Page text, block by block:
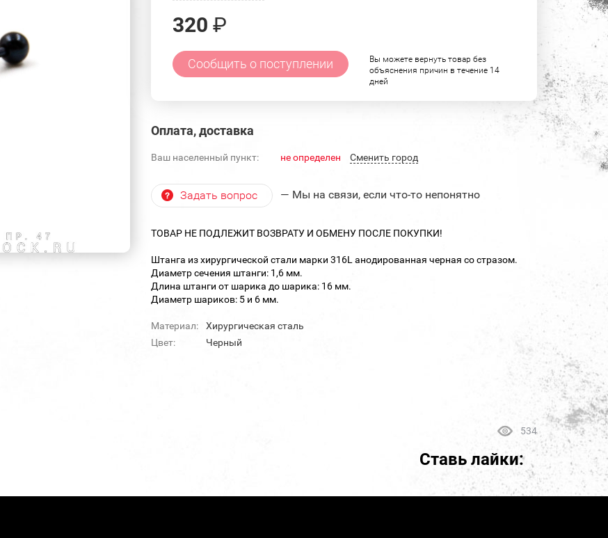
320 ₽
Сообщить о поступлении
Вы можете вернуть товар без
объяснения причин в течение 14
дней
Оплата, доставка
Ваш населенный пункт: не определен Cменить город
Задать вопрос — Мы на связи, если что-то непонятно
ТОВАР НЕ ПОДЛЕЖИТ ВОЗВРАТУ И ОБМЕНУ ПОСЛЕ ПОКУПКИ!
Штанга из хирургической стали марки 316L анодированная черная со стразом.
Диаметр сечения штанги: 1,6 мм.
Длина штанги от шарика до шарика: 16 мм.
Диаметр шариков: 5 и 6 мм.
Материал:
Хирургическая сталь
Цвет:
Черный
534
Ставь лайки: